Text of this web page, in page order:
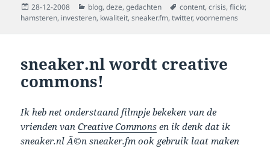
Posted
on
28-12-2008 Categories
blog,deze,gedachten Tags
content,crisis,flickr,
hamsteren, investeren, kwaliteit,sneaker.fm,twitter,voornemens
sneaker.nl wordt creative
commons!
Ik heb net onderstaand filmpje bekeken van de
vrienden vanCreative Commons en ik denk dat ik
sneaker.nl Ã©n sneaker.fm ook gebruik laat maken